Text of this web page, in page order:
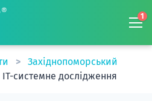
1
Західнопоморський
IT-системне дослідження